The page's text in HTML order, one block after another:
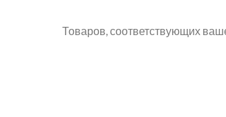
Товаров, соответствующих